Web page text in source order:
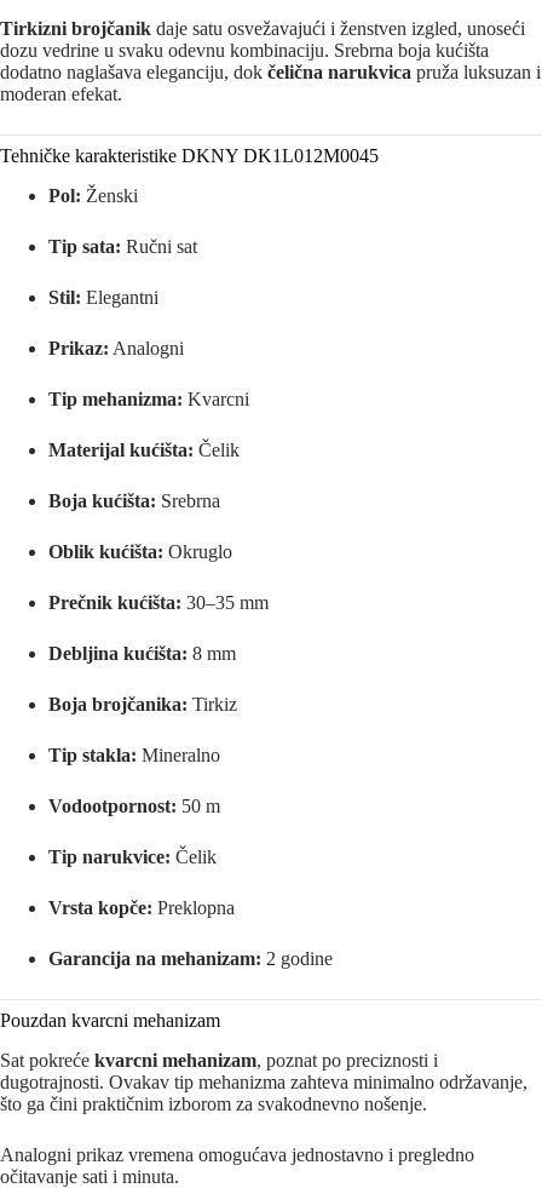
Tirkizni brojčanik daje satu osvežavajući i ženstven izgled, unoseći
dozu vedrine u svaku odevnu kombinaciju. Srebrna boja kućišta
dodatno naglašava eleganciju, dok čelična narukvica pruža luksuzan i
moderan efekat.
Tehničke karakteristike DKNY DK1L012M0045
Pol: Ženski
Tip sata: Ručni sat
Stil: Elegantni
Prikaz: Analogni
Tip mehanizma: Kvarcni
Materijal kućišta: Čelik
Boja kućišta: Srebrna
Oblik kućišta: Okruglo
Prečnik kućišta: 30–35 mm
Debljina kućišta: 8 mm
Boja brojčanika: Tirkiz
Tip stakla: Mineralno
Vodootpornost: 50 m
Tip narukvice: Čelik
Vrsta kopče: Preklopna
Garancija na mehanizam: 2 godine
Pouzdan kvarcni mehanizam
Sat pokreće kvarcni mehanizam, poznat po preciznosti i
dugotrajnosti. Ovakav tip mehanizma zahteva minimalno održavanje,
što ga čini praktičnim izborom za svakodnevno nošenje.
Analogni prikaz vremena omogućava jednostavno i pregledno
očitavanje sati i minuta.